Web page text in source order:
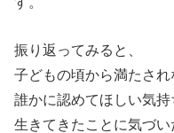
振り返ってみると、
子どもの頃から満たされ
誰かに認めてほしい気持
生きてきたことに気づい